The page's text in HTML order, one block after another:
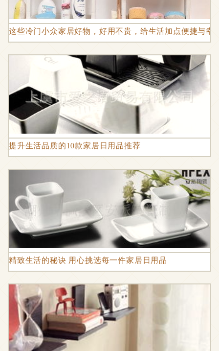
这些冷门小众家居好物，好用不贵，给生活加点便捷与幸
提升生活品质的10款家居日用品推荐
精致生活的秘诀 用心挑选每一件家居日用品